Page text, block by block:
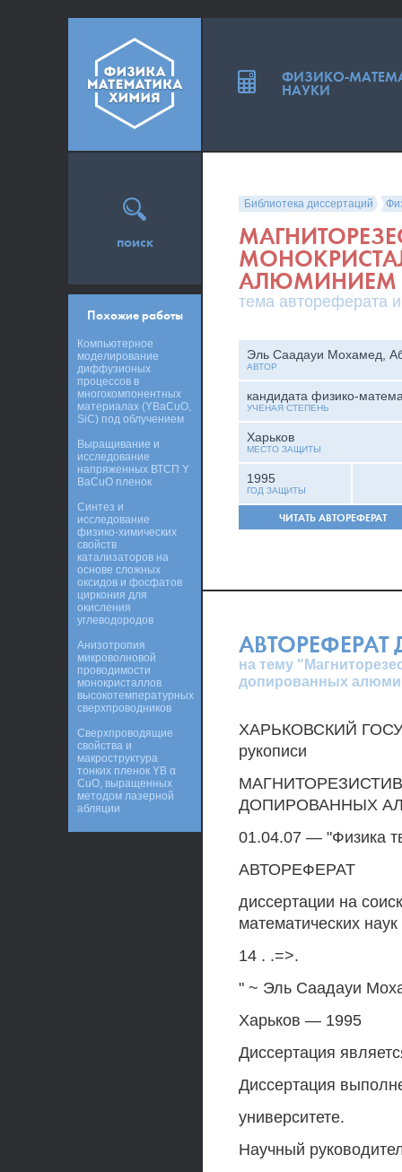
Библиотека диссертаций
АЛЮМИНИЕМ
тема автореферата
Эль Саадауи Мохамед,
АВТОР
кандидата физико-
УЧЕНАЯ СТЕПЕНЬ
Харьков
МЕСТО ЗАЩИТЫ
1995
ГОД ЗАЩИТЫ
ЧИТАТЬ АВТОРЕФЕРАТ
АВТОРЕФЕРАТ
на тему
допированных
ХАРЬКОВСКИЙ
рукописи
ДОПИРОВАННЫХ
01.04.07 — "Физика
АВТОРЕФЕРАТ
диссертации на
математических наук
14 . .=>.
" ~ Эль Саадауи
Харьков — 1995
Диссертация
Диссертация
университете.
Научный
поиск
Похожие работы
Компьютерное
моделирование
диффузионых
процессов в
многокомпонентных
материалах (YBaCuO,
SiC) под облучением
Выращивание и
исследование
напряженных ВТСП Y
BaCuO пленок
Синтез и
исследование
физико-химических
свойств
катализаторов на
основе сложных
оксидов и фосфатов
циркония для
окисления
углеводородов
Анизотропия
микроволновой
проводимости
монокристаллов
высокотемпературных
сверхпроводников
Сверхпроводящие
свойства и
макроструктура
тонких пленок YB α
CuO, выращенных
методом лазерной
абляции
ФИЗИКО-
НАУКИ